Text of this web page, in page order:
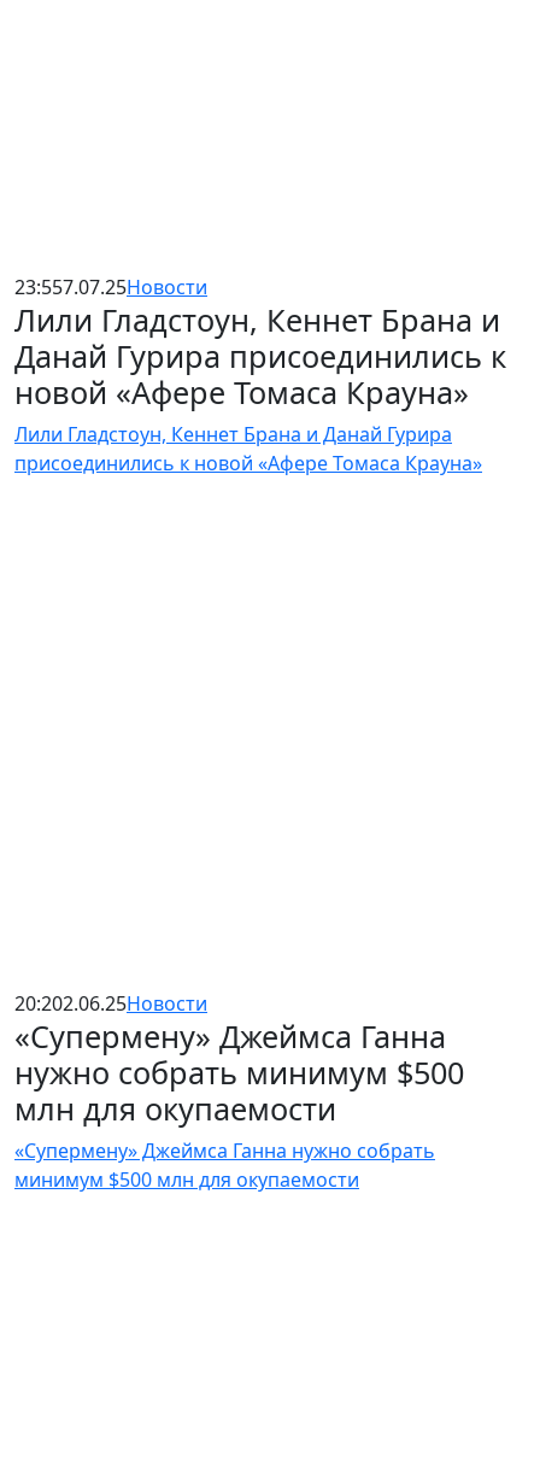
23:557.07.25Новости
Лили Гладстоун, Кеннет Брана и
Данай Гурира присоединились к
новой «Афере Томаса Крауна»
Лили Гладстоун, Кеннет Брана и Данай Гурира
присоединились к новой «Афере Томаса Крауна»
20:202.06.25Новости
«Супермену» Джеймса Ганна
нужно собрать минимум $500
млн для окупаемости
«Супермену» Джеймса Ганна нужно собрать
минимум $500 млн для окупаемости